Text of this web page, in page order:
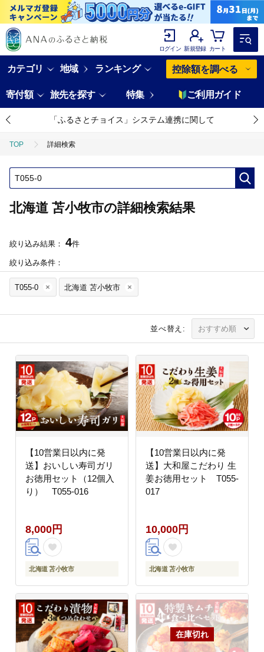
ログイン 新規登録 カート
カテゴリ 地域 ランキング 控除額を調べる
寄付額 旅先を探す 特集 ご利用ガイド
「ふるさとチョイス」システム連携に関して
TOP 詳細検索
北海道 苫小牧市の詳細検索結果
絞り込み結果： 4件
絞り込み条件：
T055-0 北海道 苫小牧市
並べ替え:
【10営業日以内に発
送】おいしい寿司ガリ
お徳用セット（12個入
り） T055-016
8,000円
北海道 苫小牧市
【10営業日以内に発
送】大和屋こだわり 生
姜お徳用セット T055-
017
10,000円
北海道 苫小牧市